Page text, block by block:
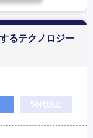
るテクノロジー
50代以上